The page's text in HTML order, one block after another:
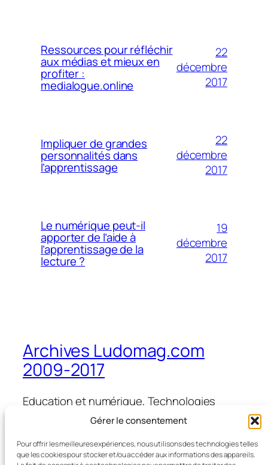
Gérer le consentement
Pour offrir les meilleures expériences, nous utilisons des technologies telles
que les cookies pour stocker et/ou accéder aux informations des appareils.
Ressources pour réfléchir
aux médias et mieux en
profiter :
medialogue.online
22
décembre
2017
Impliquer de grandes
personnalités dans
l’apprentissage
22
décembre
2017
Le numérique peut-il
apporter de l’aide à
l’apprentissage de la
lecture ?
19
décembre
2017
Archives Ludomag.com
2009-2017
Education et numérique, Technologies
d'Apprentissage, e-learning, serious games,
et formation